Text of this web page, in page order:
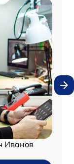
Иванов